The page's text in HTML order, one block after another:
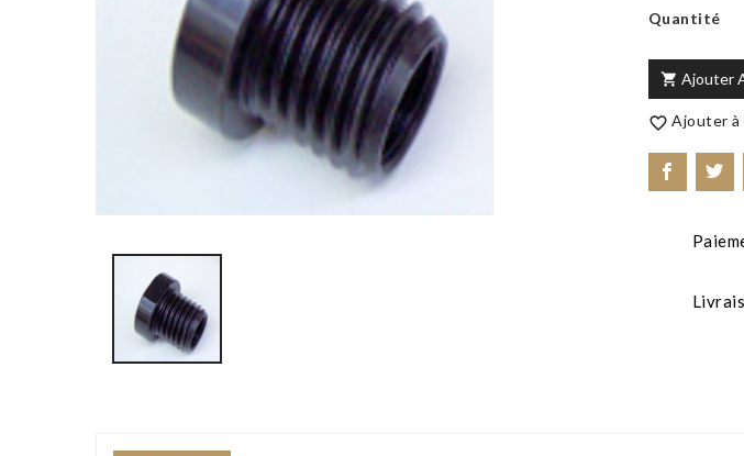
Quantité
 Ajouter
 Ajouter à